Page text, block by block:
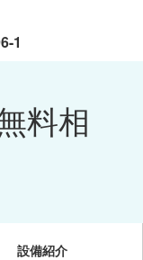
1
料相
設備紹介